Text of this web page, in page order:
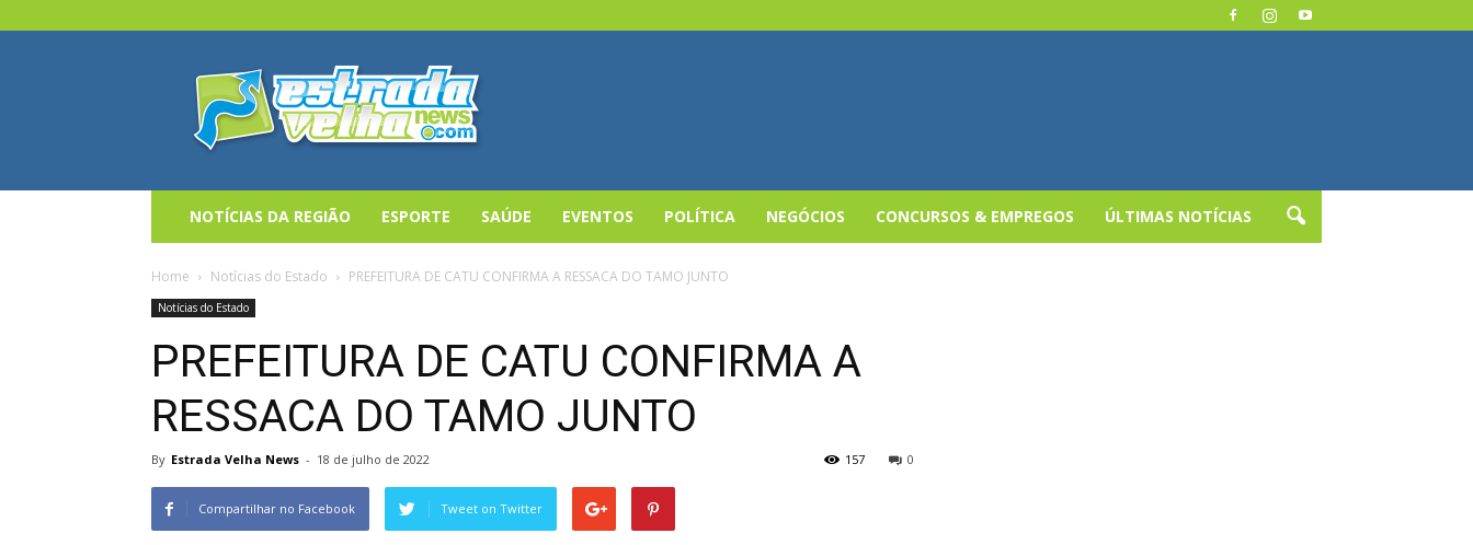
Estrada
Velha
News
NOTÍCIAS DA REGIÃO ESPORTE SAÚDE EVENTOS POLÍTICA NEGÓCIOS CONCURSOS & EMPREGOS ÚLTIMAS NOTÍCIAS
Home Notícias do Estado PREFEITURA DE CATU CONFIRMA A RESSACA DO TAMO JUNTO
Notícias do Estado
PREFEITURA DE CATU CONFIRMA A
RESSACA DO TAMO JUNTO
By Estrada Velha News - 18 de julho de 2022 0
157
Compartilhar no Facebook Tweet on Twitter